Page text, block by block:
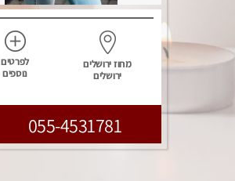
מחוז ירושלים
ירושלים
לפרטים
נוספים
055-4531781